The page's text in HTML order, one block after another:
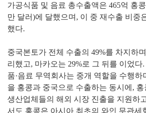
가공식품 및 음료 총수출액은 465억 홍
만 달러)에 달했으며, 이 중 재수출 비중
했다.
중국본토가 전체 수출의 49%를 차지하
리했고, 마카오는 29%로 그 뒤를 이었다
품·음료 무역회사는 중개 역할을 수행하
을 홍콩과 중국으로 수출하는 동시에,
생산업체들의 해 외 시장 진출을 지원하
서도 홍콩은 아시아 최초의 와인 무관세